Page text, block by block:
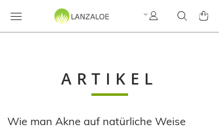
Search
My
Account
MY
ARTIKEL
Wie man Akne auf natürliche Weise